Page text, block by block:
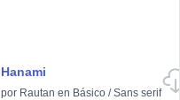
Hanami
por Rautan en Básico /Sans serif